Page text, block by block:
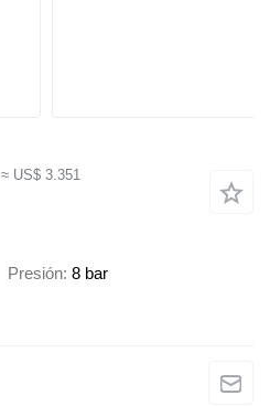
≈ US$ 3.351
Presión 8 bar